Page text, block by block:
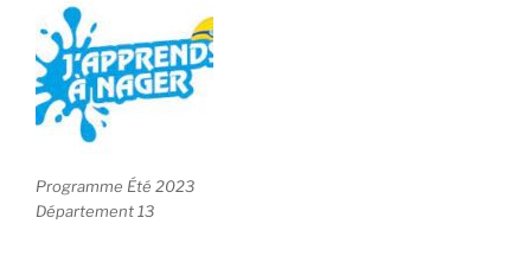
Programme Été 2023
Département 13